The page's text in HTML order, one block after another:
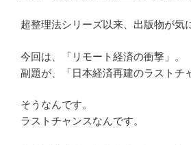
超整理法シリーズ以来、出版物が気
今回は、「リモート経済の衝撃」。
副題が、「日本経済再建のラストチ
そうなんです。
ラストチャンスなんです。